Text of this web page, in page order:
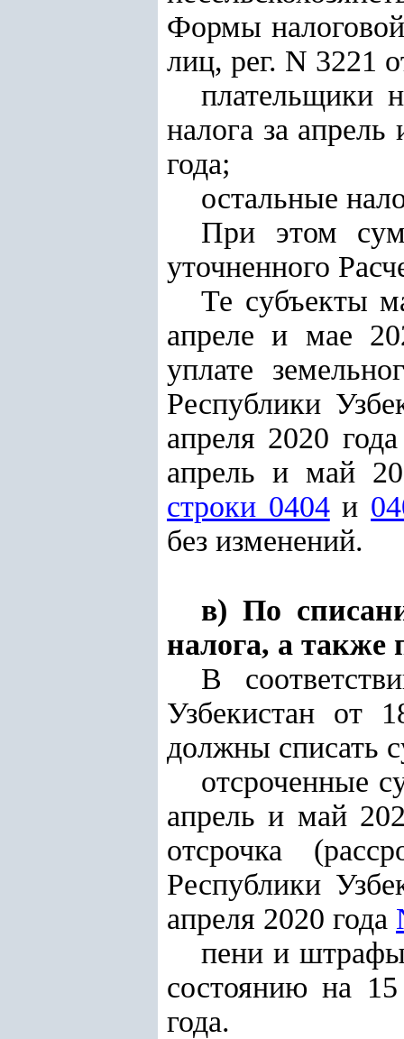
Формы
лиц, рег. N 3221
плательщики
налога за
года;
остальные
При этом
уточненного
Те субъекты
апреле и мае
уплате
Республики
апреля 2020
апрель и май
строки 0404и
без изменений.
в) По
налога, а также
В
Узбекистан от
должны списать
отсроченные
апрель и май
отсрочка
Республики
апреля 2020 года
пени и
состоянию на
года.